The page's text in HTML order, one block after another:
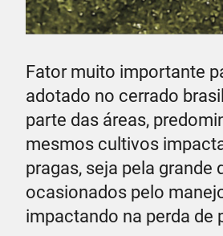
Fator muito importante
adotado no cerrado
parte das áreas,
mesmos cultivos
pragas, seja pela
ocasionados pelo
impactando na perda de